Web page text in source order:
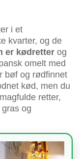
i et
kvarter, og de
er kødretter og
omelt med
bøf og rødfinnet
kød, men du
retter,
og